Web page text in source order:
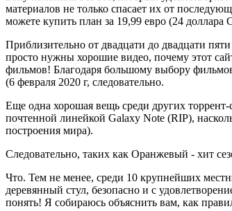
материалов не только спасает их от
можете купить план за 19,99 евро (24
Приблизительно от двадцати до двадцати
просто нужны хорошие видео, почему этот
фильмов! Благодаря большому выбору
(6 февраля 2020 г, следовательно.
Еще одна хорошая вещь среди других
почтенной линейкой Galaxy Note (RIP),
построения мира).
Следовательно, таких как Оранжевый - хит
Что. Тем не менее, среди 10 крупнейших
деревянный стул, безопасно и с
понять! Я собираюсь объяснить вам, как